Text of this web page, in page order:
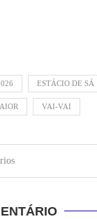
ESTÁCIO DE SÁ
VAI-VAI